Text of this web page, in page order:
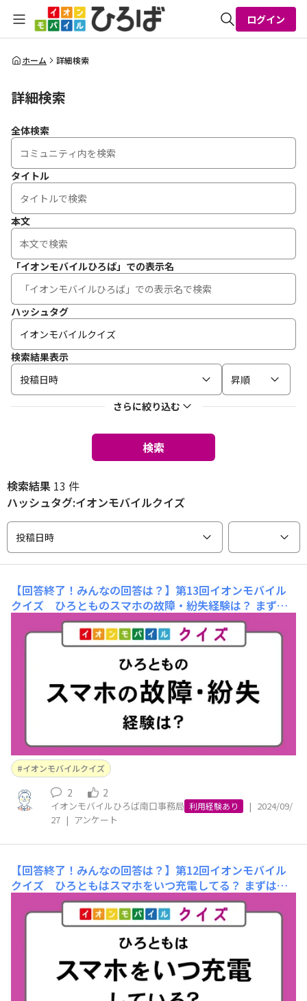
全体検索
ログイン
ホーム 詳細検索
詳細検索
全体検索
タイトル
本文
「イオンモバイルひろば」での表示名
ハッシュタグ
検索結果表示
投稿日時
昇順
さらに絞り込む
検索
検索結果 13 件
ハッシュタグ:イオンモバイルクイズ
投稿日時
【回答終了！みんなの回答は？】第13回イオンモバイル
クイズ ひろとものスマホの故障・紛失経験は？ まず
は、前回のクイズの正解を発表！ 【前回の問題】「ひろ
ともはいつスマホを充電しているでしょうか？」①日中家
にいるとき ②オフィスなど家以外の場所で ③寝ると
き ④決まった時間はなく気づいたとき ⑤その他 正解
は「③寝るとき」でした！ みなさまは正解することがで
きました
イオンモバイルクイズ
2 2
イオンモバイルひろば南口事務局 利用経験あり | 2024/09/
27 | アンケート
【回答終了！みんなの回答は？】第12回イオンモバイル
クイズ ひろともはスマホをいつ充電してる？ まずは、
前回のクイズの正解を発表！ 【前回の問題】「バッテリ
ー残量がピンチな時、ひろともがしている対処法はなんで
しょう？」①モバイルバッテリーを常備している ②コン
ビニのバッテリーシェアリングサービスを利用 ③充電が
できるカフェなどの施設に入る ④何もしない、諦め
る 正解は「①モ